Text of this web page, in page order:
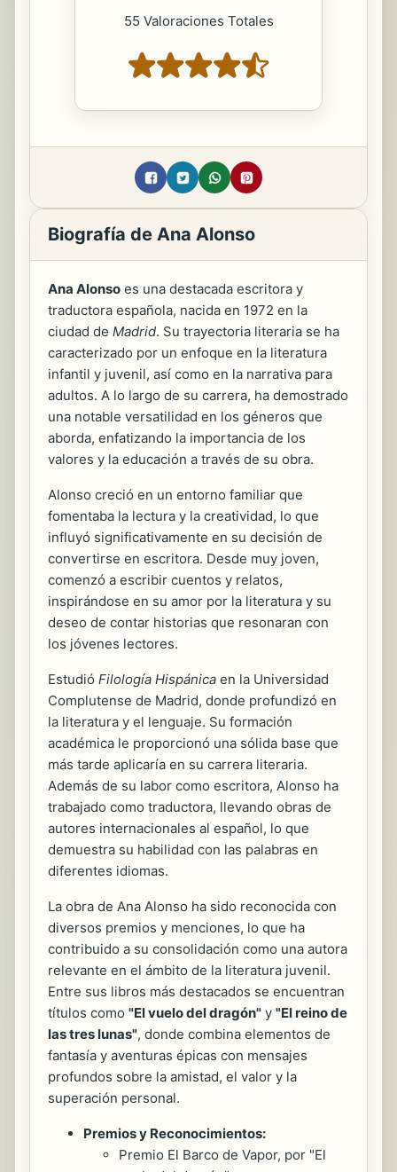
55 Valoraciones Totales
Biografía de Ana Alonso
Ana Alonso es una destacada escritora y
traductora española, nacida en 1972 en la
ciudad de Madrid. Su trayectoria literaria se ha
caracterizado por un enfoque en la literatura
infantil y juvenil, así como en la narrativa para
adultos. A lo largo de su carrera, ha demostrado
una notable versatilidad en los géneros que
aborda, enfatizando la importancia de los
valores y la educación a través de su obra.
Alonso creció en un entorno familiar que
fomentaba la lectura y la creatividad, lo que
influyó significativamente en su decisión de
convertirse en escritora. Desde muy joven,
comenzó a escribir cuentos y relatos,
inspirándose en su amor por la literatura y su
deseo de contar historias que resonaran con
los jóvenes lectores.
Estudió Filología Hispánica en la Universidad
Complutense de Madrid, donde profundizó en
la literatura y el lenguaje. Su formación
académica le proporcionó una sólida base que
más tarde aplicaría en su carrera literaria.
Además de su labor como escritora, Alonso ha
trabajado como traductora, llevando obras de
autores internacionales al español, lo que
demuestra su habilidad con las palabras en
diferentes idiomas.
La obra de Ana Alonso ha sido reconocida con
diversos premios y menciones, lo que ha
contribuido a su consolidación como una autora
relevante en el ámbito de la literatura juvenil.
Entre sus libros más destacados se encuentran
títulos como "El vuelo del dragón" y "El reino de
las tres lunas", donde combina elementos de
fantasía y aventuras épicas con mensajes
profundos sobre la amistad, el valor y la
superación personal.
Premios y Reconocimientos:
Premio El Barco de Vapor, por "El